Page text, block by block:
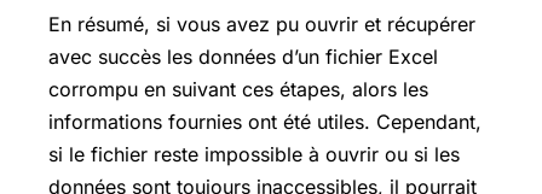
En résumé, si vous avez pu ouvrir et récupérer
avec succès les données d’un fichier Excel
corrompu en suivant ces étapes, alors les
informations fournies ont été utiles. Cependant,
si le fichier reste impossible à ouvrir ou si les
données sont toujours inaccessibles, il pourrait